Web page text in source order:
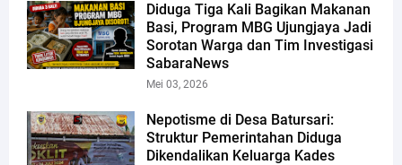
Diduga Tiga Kali Bagikan Makanan
Basi, Program MBG Ujungjaya Jadi
Sorotan Warga dan Tim Investigasi
SabaraNews
Mei 03, 2026
Nepotisme di Desa Batursari:
Struktur Pemerintahan Diduga
Dikendalikan Keluarga Kades